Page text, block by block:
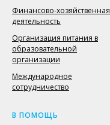
Финансово-хозяйственная
деятельность
Организация питания в
образовательной
организации
Международное
сотрудничество
В ПОМОЩЬ